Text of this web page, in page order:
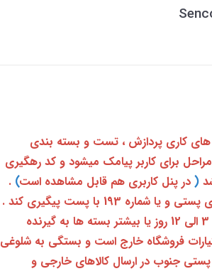
های کاری پردازش ، تست و بسته بندی
برای کاربر پیامک میشود و کد رهگیری
( در پنل کاربری هم قابل مشاهده است)
.
بعد از آن کاربر فقط باید از طریق سامانه رهگیری پستی و یا شماره 193 با پست پیگیری کند .
بعد از دریافت کدرهگیری 24 رقمی معمولا بین 3 الی 12 روز یا بیشتر بسته ها به گیرنده
فروشگاه خارج است و بستگی به شلوغی
جنوب در ارسال کالاهای خارجی و